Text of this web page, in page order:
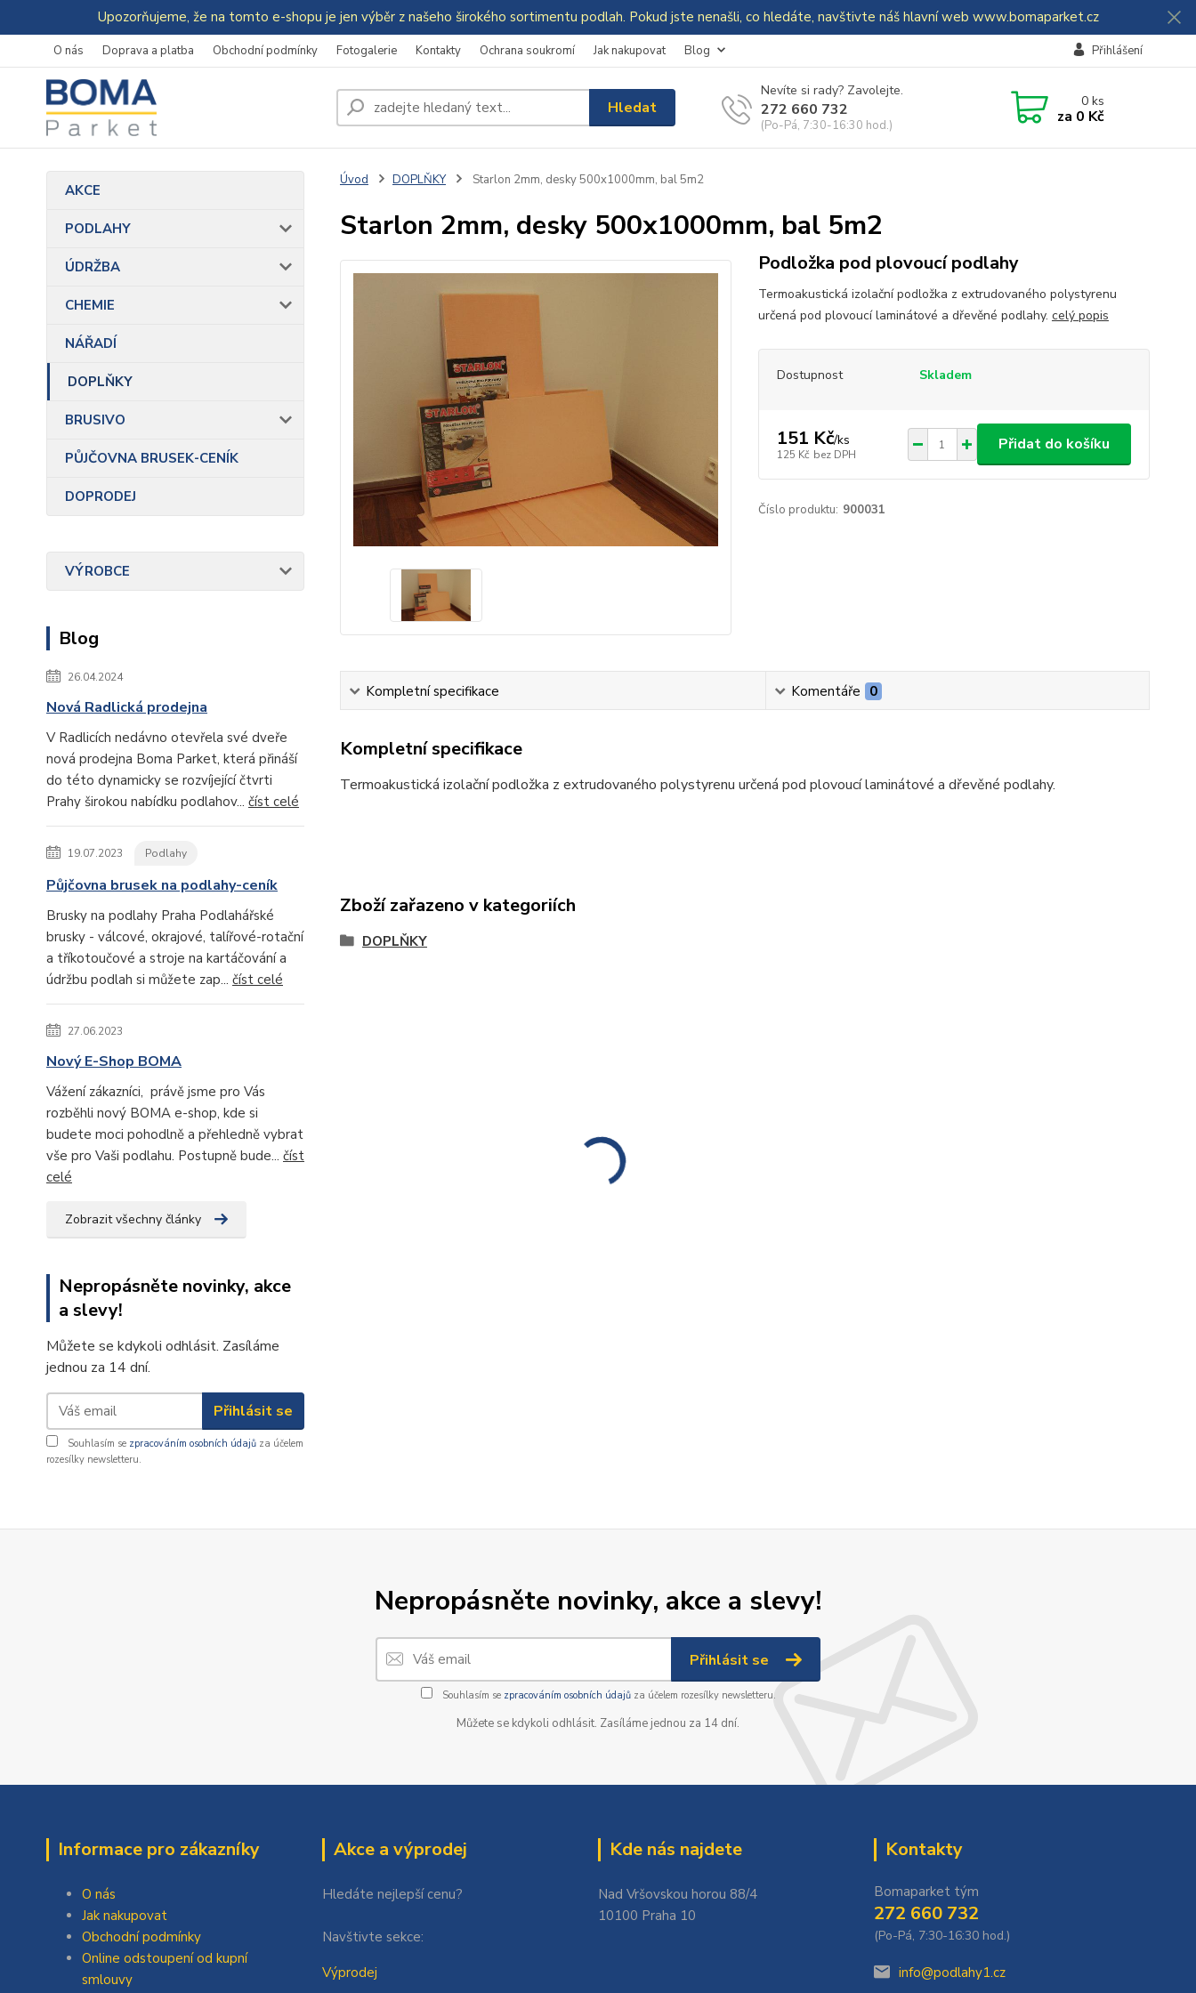
Upozorňujeme, že na tomto e-shopu je jen výběr z našeho širokého sortimentu podlah. Pokud jste nenašli, co hledáte, navštivte náš hlavní web www.bomaparket.cz
O nás Doprava a platba Obchodní podmínky Fotogalerie Kontakty Ochrana soukromí Jak nakupovat Blog Přihlášení
Hledat
Nevíte si rady? Zavolejte.
272 660 732
(Po-Pá, 7:30-16:30 hod.)
0ks
za 0 Kč
AKCE
PODLAHY
ÚDRŽBA
CHEMIE
NÁŘADÍ
DOPLŇKY
BRUSIVO
PŮJČOVNA BRUSEK-CENÍK
DOPRODEJ
VÝROBCE
Blog
26.04.2024
Nová Radlická prodejna
V Radlicích nedávno otevřela své dveře
nová prodejna Boma Parket, která přináší
do této dynamicky se rozvíjející čtvrti
Prahy širokou nabídku podlahov... číst celé
19.07.2023 Podlahy
Půjčovna brusek na podlahy-ceník
Brusky na podlahy Praha Podlahářské
brusky - válcové, okrajové, talířové-rotační
a tříkotoučové a stroje na kartáčování a
údržbu podlah si můžete zap... číst celé
27.06.2023
Nový E-Shop BOMA
Vážení zákazníci, právě jsme pro Vás
rozběhli nový BOMA e-shop, kde si
budete moci pohodlně a přehledně vybrat
vše pro Vaši podlahu. Postupně bude... číst
celé
Zobrazit všechny články
Nepropásněte novinky, akce
a slevy!
Můžete se kdykoli odhlásit. Zasíláme
jednou za 14 dní.
Přihlásit se
Souhlasím se zpracováním osobních údajů za účelem
rozesílky newsletteru.
Úvod DOPLŇKY Starlon 2mm, desky 500x1000mm, bal 5m2
Starlon 2mm, desky 500x1000mm, bal 5m2
Podložka pod plovoucí podlahy
Termoakustická izolační podložka z extrudovaného polystyrenu
určená pod plovoucí laminátové a dřevěné podlahy. celý popis
Dostupnost Skladem
151 Kč/ks
125 Kč bez DPH
Přidat do košíku
Číslo produktu: 900031
Kompletní specifikace Komentáře 0
Kompletní specifikace
Termoakustická izolační podložka z extrudovaného polystyrenu určená pod plovoucí laminátové a dřevěné podlahy.
Zboží zařazeno v kategoriích
DOPLŇKY
Nepropásněte novinky, akce a slevy!
Přihlásit se
Souhlasím se zpracováním osobních údajůza účelem rozesílky newsletteru.
Můžete se kdykoli odhlásit. Zasíláme jednou za 14 dní.
Informace pro zákazníky
O nás
Jak nakupovat
Obchodní podmínky
Online odstoupení od kupní
smlouvy
Akce a výprodej
Hledáte nejlepší cenu?
Navštivte sekce:
Výprodej
Kde nás najdete
Nad Vršovskou horou 88/4
10100 Praha 10
Kontakty
Bomaparket tým
272 660 732
(Po-Pá, 7:30-16:30 hod.)
info@podlahy1.cz